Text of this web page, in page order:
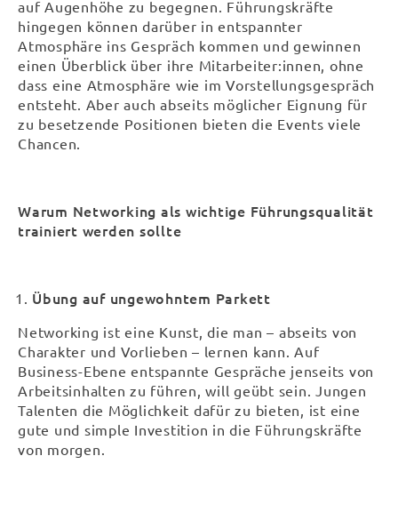
auf Augenhöhe zu begegnen. Führungskräfte
hingegen können darüber in entspannter
Atmosphäre ins Gespräch kommen und gewinnen
einen Überblick über ihre Mitarbeiter:innen, ohne
dass eine Atmosphäre wie im Vorstellungsgespräch
entsteht. Aber auch abseits möglicher Eignung für
zu besetzende Positionen bieten die Events viele
Chancen.
Warum Networking als wichtige Führungsqualität
trainiert werden sollte
Übung auf ungewohntem Parkett
Networking ist eine Kunst, die man – abseits von
Charakter und Vorlieben – lernen kann. Auf
Business-Ebene entspannte Gespräche jenseits von
Arbeitsinhalten zu führen, will geübt sein. Jungen
Talenten die Möglichkeit dafür zu bieten, ist eine
gute und simple Investition in die Führungskräfte
von morgen.